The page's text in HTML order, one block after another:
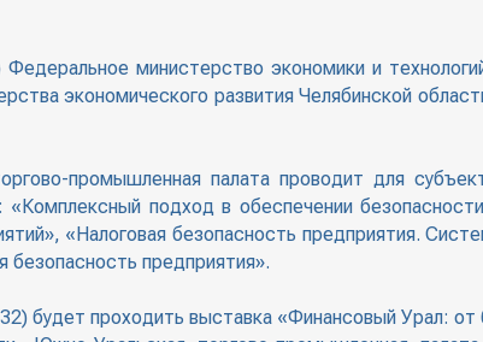
министерство экономики и
экономического развития Челябинской
промышленная палата проводит для
подход в обеспечении
«Налоговая безопасность предприятия.
безопасность предприятия».
будет проходить выставка «Финансовый Урал: от